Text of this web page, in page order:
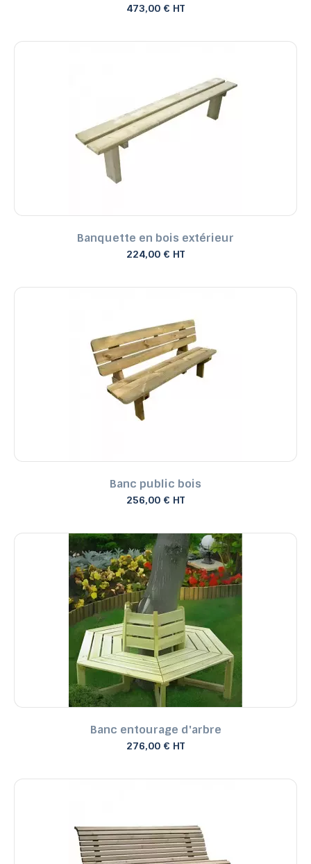
473,00 € HT
Banquette en bois extérieur
224,00 € HT
Banc public bois
256,00 € HT
Banc entourage d'arbre
276,00 € HT